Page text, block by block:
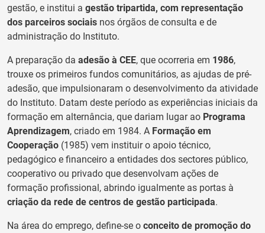
gestão, e institui a gestão tripartida, com representação
dos parceiros sociais nos órgãos de consulta e de
administração do Instituto.
A preparação da adesão à CEE, que ocorreria em 1986,
trouxe os primeiros fundos comunitários, as ajudas de pré-
adesão, que impulsionaram o desenvolvimento da atividade
do Instituto. Datam deste período as experiências iniciais da
formação em alternância, que dariam lugar ao Programa
Aprendizagem, criado em 1984. A Formação em
Cooperação (1985) vem instituir o apoio técnico,
pedagógico e financeiro a entidades dos sectores público,
cooperativo ou privado que desenvolvam ações de
formação profissional, abrindo igualmente as portas à
criação da rede de centros de gestão participada.
Na área do emprego, define-se o conceito de promoção do